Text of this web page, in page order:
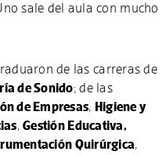
sale del aula con mucho
de las carreras de
de Sonido; de las
de Empresas, Higiene y
,Gestión Educativa,
Quirúrgica,